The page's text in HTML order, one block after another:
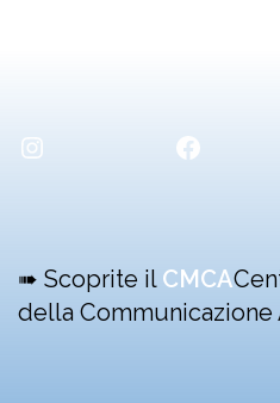
Instagram
➠ Scoprite il CMCA
della